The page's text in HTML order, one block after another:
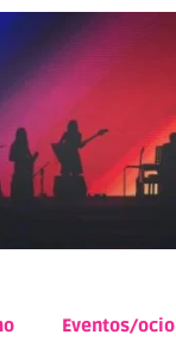
Eventos/ocio